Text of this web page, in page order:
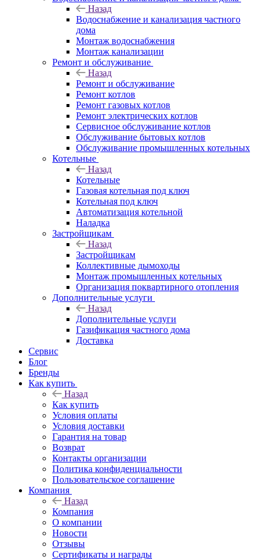
Назад
Водоснабжение и канализация частного
дома
Монтаж водоснабжения
Монтаж канализации
Ремонт и обслуживание
Назад
Ремонт и обслуживание
Ремонт котлов
Ремонт газовых котлов
Ремонт электрических котлов
Сервисное обслуживание котлов
Обслуживание бытовых котлов
Обслуживание промышленных котельных
Котельные
Назад
Котельные
Газовая котельная под ключ
Котельная под ключ
Автоматизация котельной
Наладка
Застройщикам
Назад
Застройщикам
Коллективные дымоходы
Монтаж промышленных котельных
Организация поквартирного отопления
Дополнительные услуги
Назад
Дополнительные услуги
Газификация частного дома
Доставка
Сервис
Блог
Бренды
Как купить
Назад
Как купить
Условия оплаты
Условия доставки
Гарантия на товар
Возврат
Контакты организации
Политика конфиденциальности
Пользовательское соглашение
Компания
Назад
Компания
О компании
Новости
Отзывы
Сертификаты и награды